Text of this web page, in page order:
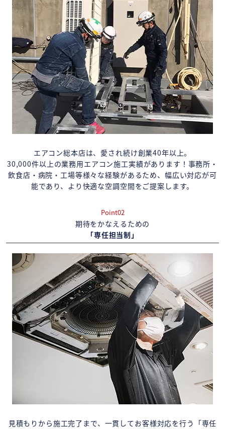
エアコン総本店は、愛され続け創業40年以上。
30,000件以上の業務用エアコン施工実績があります！事務所・
飲食店・病院・工場等様々な経験があるため、幅広い対応が可
能であり、より快適な空調空間をご提案します。
Point02
期待をかなえるための
「専任担当制」
見積もりから施工完了まで、一貫してお客様対応を行う「専任